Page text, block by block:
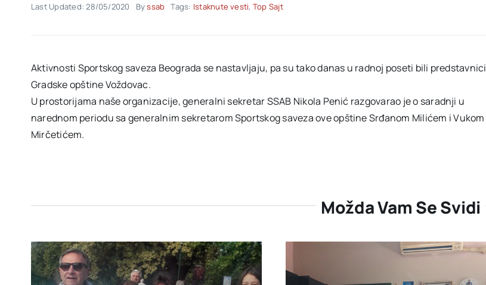
Last Updated: 28/05/2020 Byssab Tags: Istaknute vesti, Top Sajt
Aktivnosti Sportskog saveza Beograda se nastavljaju, pa su tako danas u radnoj poseti bili predstavnici
Gradske opštine Voždovac.
U prostorijama naše organizacije, generalni sekretar SSAB Nikola Penić razgovarao je o saradnji u
narednom periodu sa generalnim sekretarom Sportskog saveza ove opštine Srđanom Milićem i Vukom
Mirčetićem.
Možda Vam Se Svidi